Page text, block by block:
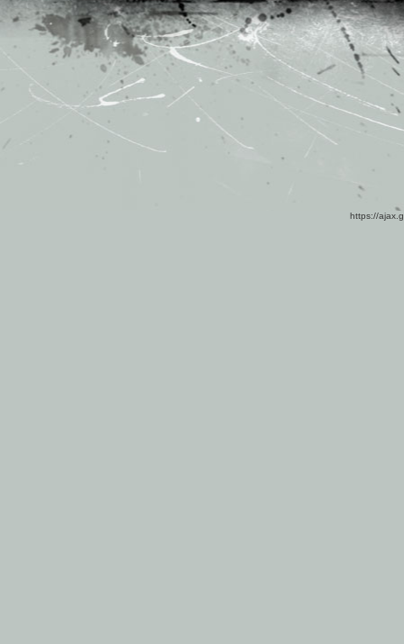
https://